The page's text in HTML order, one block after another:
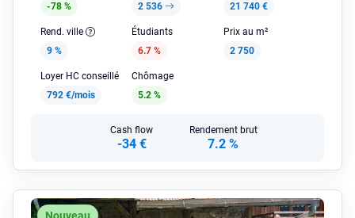
-78 %
2 536
21 740 €
Rend. ville
9 %
Étudiants
6.7 %
Prix au m²
2 750
Loyer HC conseillé
792 €/mois
Chômage
5.2 %
Cash flow
-34 €
Rendement brut
7.2 %